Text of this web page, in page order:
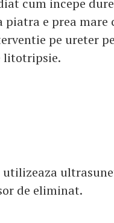
cum incepe
e prea mare
pe ureter
litotripsie.
de eliminat.